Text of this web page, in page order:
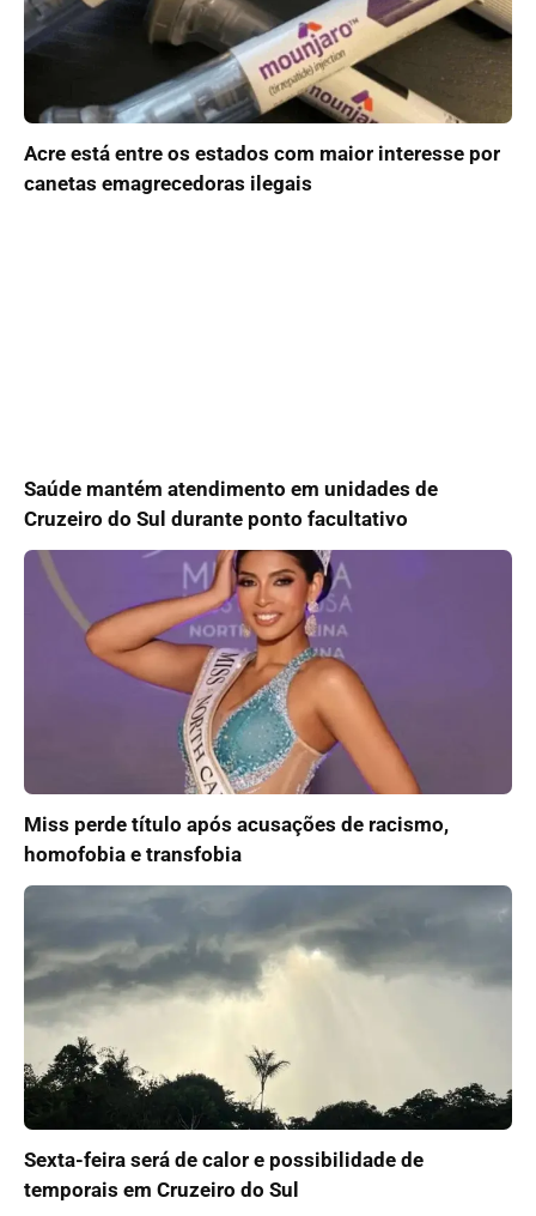
Acre está entre os estados com maior interesse por
canetas emagrecedoras ilegais
Saúde mantém atendimento em unidades de
Cruzeiro do Sul durante ponto facultativo
Miss perde título após acusações de racismo,
homofobia e transfobia
Sexta-feira será de calor e possibilidade de
temporais em Cruzeiro do Sul